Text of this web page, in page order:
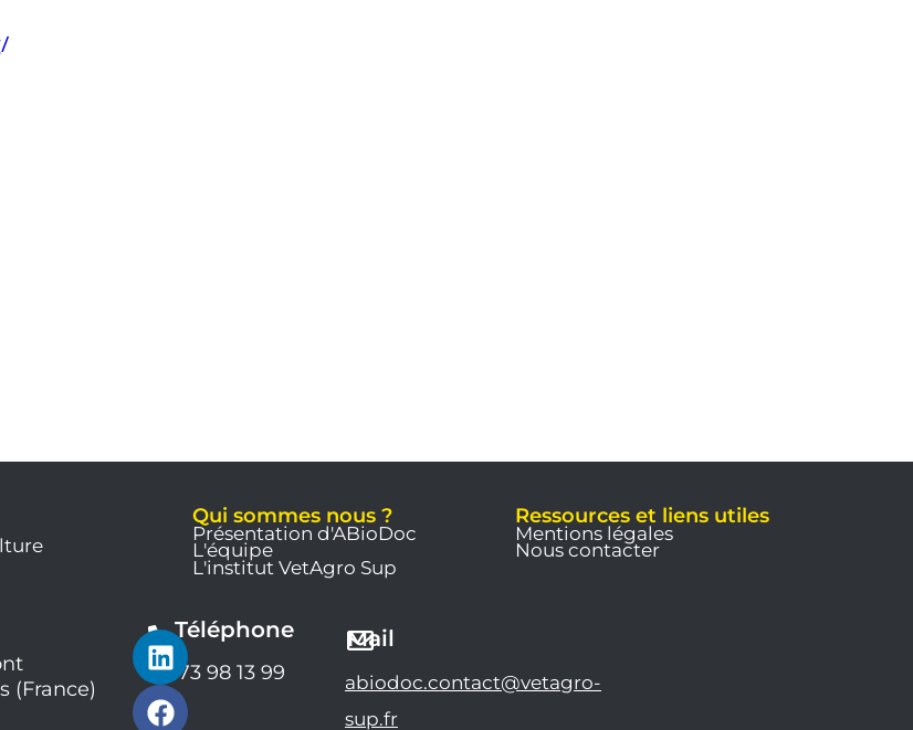
(France)
Téléphone
04 73 98 13 99
Mail
abiodoc.contact@vetagro-
sup.fr
L
i
n
F
a
c
Y
o
u
Qui sommes nous ?
Présentation d'ABioDoc
L'équipe
L'institut VetAgro Sup
Ressources et liens utiles
Mentions légales
Nous contacter